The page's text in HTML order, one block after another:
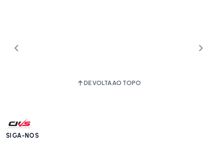
DE VOLTA AO TOPO
SIGA-NOS